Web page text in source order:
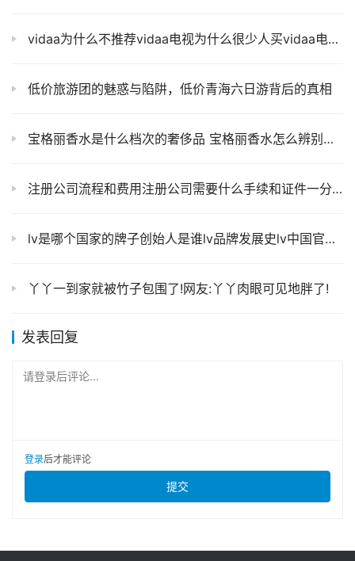
vidaa为什么不推荐vidaa电视为什么很少人买vidaa电视停产了吗
低价旅游团的魅惑与陷阱，低价青海六日游背后的真相
宝格丽香水是什么档次的奢侈品 宝格丽香水怎么辨别真假
注册公司流程和费用注册公司需要什么手续和证件一分钟教你学会注册公司
lv是哪个国家的牌子创始人是谁lv品牌发展史lv中国官网旗舰店
丫丫一到家就被竹子包围了!网友:丫丫肉眼可见地胖了!
发表回复
请登录后评论...
登录后才能评论
提交